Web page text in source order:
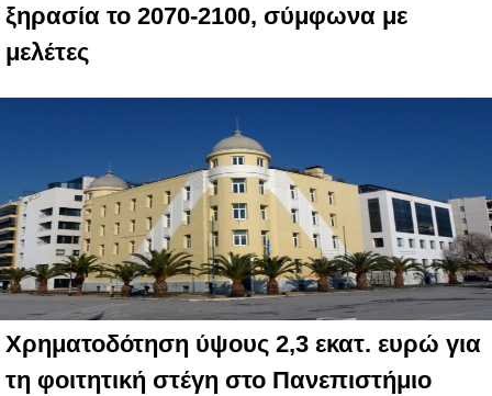
ξηρασία το 2070-2100, σύμφωνα με
μελέτες
Χρηματοδότηση ύψους 2,3 εκατ. ευρώ για
τη φοιτητική στέγη στο Πανεπιστήμιο